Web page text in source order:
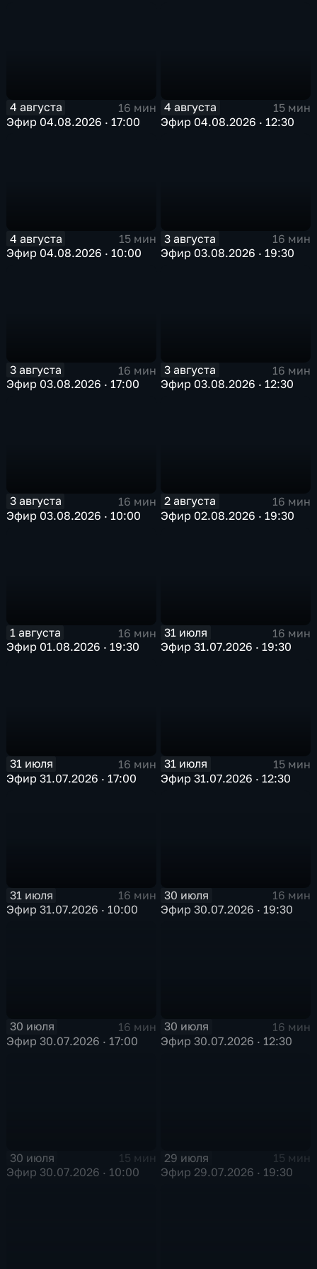
4 августа
16 мин
Эфир 04.08.2026 · 17:00
4 августа
15 мин
Эфир 04.08.2026 · 12:30
4 августа
15 мин
Эфир 04.08.2026 · 10:00
3 августа
16 мин
Эфир 03.08.2026 · 19:30
3 августа
16 мин
Эфир 03.08.2026 · 17:00
3 августа
16 мин
Эфир 03.08.2026 · 12:30
3 августа
16 мин
Эфир 03.08.2026 · 10:00
2 августа
16 мин
Эфир 02.08.2026 · 19:30
1 августа
16 мин
Эфир 01.08.2026 · 19:30
31 июля
16 мин
Эфир 31.07.2026 · 19:30
31 июля
16 мин
Эфир 31.07.2026 · 17:00
31 июля
15 мин
Эфир 31.07.2026 · 12:30
31 июля
16 мин
Эфир 31.07.2026 · 10:00
30 июля
16 мин
Эфир 30.07.2026 · 19:30
30 июля
16 мин
Эфир 30.07.2026 · 17:00
30 июля
16 мин
Эфир 30.07.2026 · 12:30
30 июля
15 мин
Эфир 30.07.2026 · 10:00
29 июля
15 мин
Эфир 29.07.2026 · 19:30